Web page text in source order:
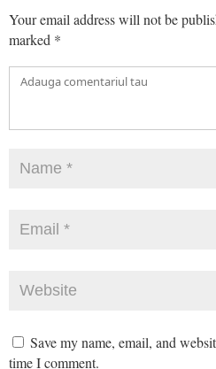
Your email address will not be
marked *
Save my name, email, and
time I comment.